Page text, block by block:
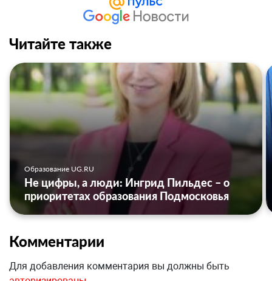
Читайте также
Образование UG.RU
Не цифры, а люди: Ингрид Пильдес – о
приоритетах образования Подмосковья
Комментарии
Для добавления комментария вы должны быть